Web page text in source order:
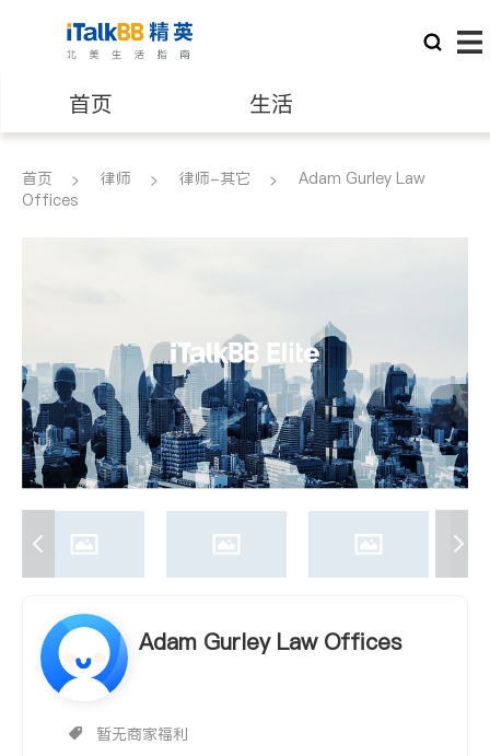
首页 生活
医生 律师
养老 非盈利组织
首页 律师 律师-其它
Adam Gurley Law
Offices
Adam Gurley Law Offices
暂无商家福利